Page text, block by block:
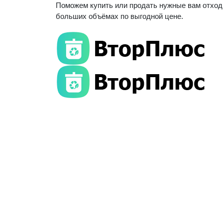
Поможем купить или продать нужные вам
больших объёмах по выгодной цене.